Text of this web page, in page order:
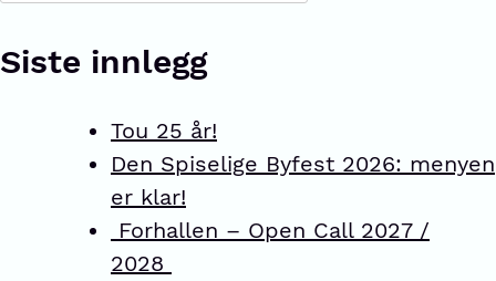
Siste innlegg
Tou 25 år!
Den Spiselige Byfest 2026: menyen
er klar!
Forhallen – Open Call 2027 /
2028